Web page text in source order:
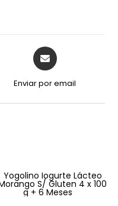
Enviar por email